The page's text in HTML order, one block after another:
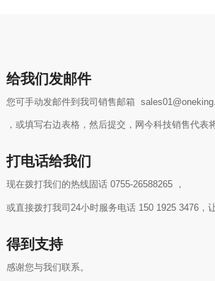
给我们发邮件
您可手动发邮件到我司销售邮箱
，或填写右边表格，然后提交，网今科技销售代表
打电话给我们
现在拨打我们的热线固话 0755-26588265 ，
或直接拨打我司24小时服务电话 150 1925 3476，
得到支持
感谢您与我们联系。